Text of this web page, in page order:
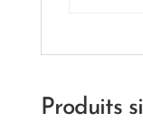
Produits